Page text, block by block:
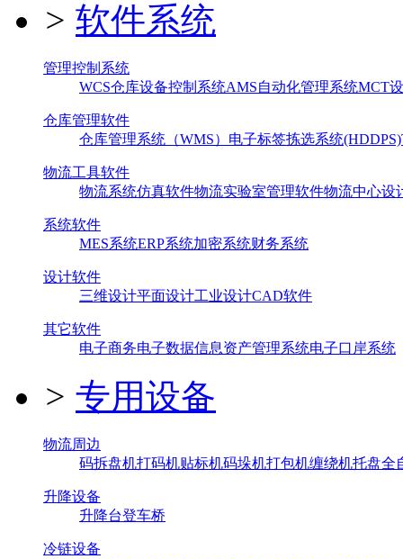
> 软件系统
管理控制系统
WCS仓库设备控制系统AMS自动化管理系统MCT
仓库管理软件
仓库管理系统（WMS） 电子标签拣选系统(HDDPS)
物流工具软件
物流系统仿真软件物流实验室管理软件物流中心设
系统软件
MES系统ERP系统加密系统财务系统
设计软件
三维设计平面设计工业设计CAD软件
其它软件
电子商务电子数据信息资产管理系统电子口岸系统
> 专用设备
物流周边
码拆盘机打码机贴标机码垛机打包机缠绕机托盘全
升降设备
升降台登车桥
冷链设备